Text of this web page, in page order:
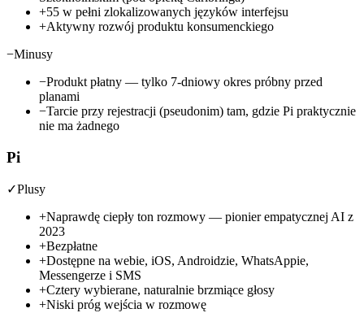
+55 w pełni zlokalizowanych języków interfejsu
+Aktywny rozwój produktu konsumenckiego
−Minusy
−Produkt płatny — tylko 7-dniowy okres próbny przed
planami
−Tarcie przy rejestracji (pseudonim) tam, gdzie Pi praktycznie
nie ma żadnego
Pi
✓Plusy
+Naprawdę ciepły ton rozmowy — pionier empatycznej AI z
2023
+Bezpłatne
+Dostępne na webie, iOS, Androidzie, WhatsAppie,
Messengerze i SMS
+Cztery wybierane, naturalnie brzmiące głosy
+Niski próg wejścia w rozmowę